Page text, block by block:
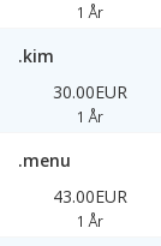
1 År
.kim
30.00EUR
1 År
.menu
43.00EUR
1 År